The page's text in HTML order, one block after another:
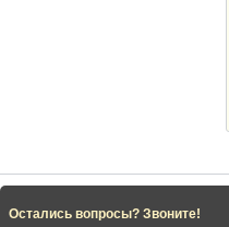
Остались вопросы? Звоните!